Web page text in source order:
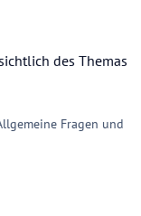
des Themas
Fragen und